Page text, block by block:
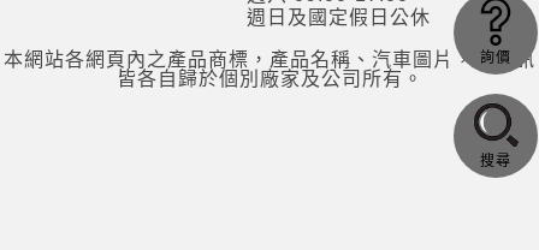
週日及國定假日公休
本網站各網頁內之產品商標，產品名稱、汽車圖片，其資訊
皆各自歸於個別廠家及公司所有。
詢價
搜尋